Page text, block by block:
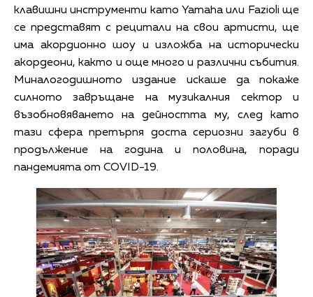
клавишни инструменти като Yamaha или Fazioli ще
се представят с рецитали на свои артисти, ще
има акордионно шоу и изложба на исторически
акордеони, както и още много и различни събития.
Миналогодишното издание искаше да покаже
силното завръщане на музикалния сектор и
възобновяването на дейността му, след като
тази сфера претърпя доста сериозни загуби в
продължение на година и половина, поради
пандемията от COVID-19.